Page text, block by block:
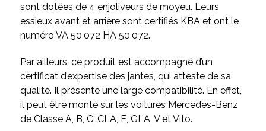
sont dotées de 4 enjoliveurs de moyeu. Leurs
essieux avant et arrière sont certifiés KBA et ont le
numéro VA 50 072 HA 50 072.
Par ailleurs, ce produit est accompagné d’un
certificat d’expertise des jantes, qui atteste de sa
qualité. Il présente une large compatibilité. En effet,
il peut être monté sur les voitures Mercedes-Benz
de Classe A, B, C, CLA, E, GLA, V et Vito.